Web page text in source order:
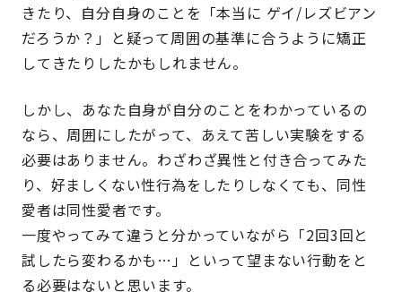
きたり、自分自身のことを「本当に ゲイ/レズビアン
だろうか？」と疑って周囲の基準に合うように矯正
してきたりしたかもしれません。
しかし、あなた自身が自分のことをわかっているの
なら、 周囲にしたがって、あえて苦しい実験をする
必要はありません。 わざわざ異性と付き合ってみた
り、好ましくない性行為をしたりしなくても、同性
愛者は同性愛者です。
一度やってみて違うと分かっていながら「2回3回と
試したら変わるかも…」といって望まない行動をと
る必要はないと思います。